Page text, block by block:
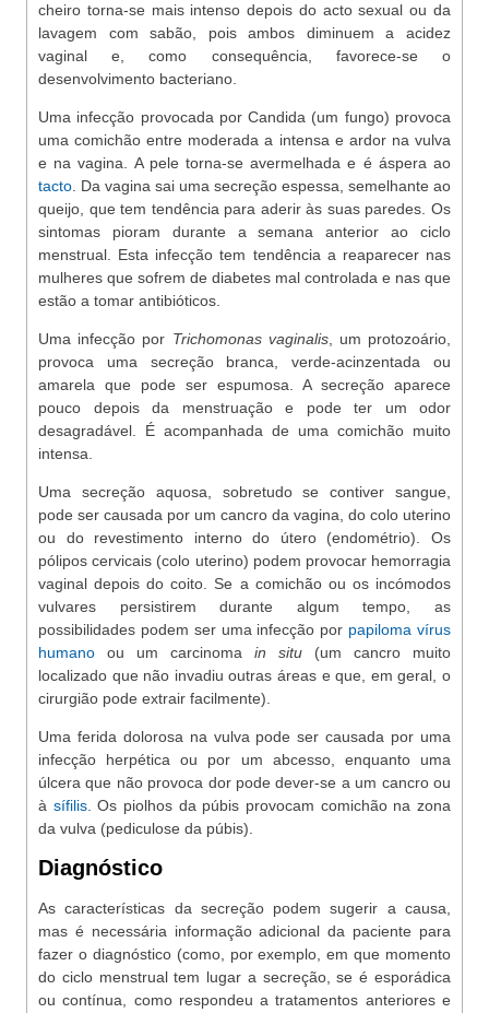
cheiro torna-se mais intenso depois do acto sexual ou da
lavagem com sabão, pois ambos diminuem a acidez
vaginal e, como consequência, favorece-se o
desenvolvimento bacteriano.
Uma infecção provocada por Candida (um fungo) provoca
uma comichão entre moderada a intensa e ardor na vulva
e na vagina. A pele torna-se avermelhada e é áspera ao
tacto . Da vagina sai uma secreção espessa, semelhante ao
queijo, que tem tendência para aderir às suas paredes. Os
sintomas pioram durante a semana anterior ao ciclo
menstrual. Esta infecção tem tendência a reaparecer nas
mulheres que sofrem de diabetes mal controlada e nas que
estão a tomar antibióticos.
Uma infecção por Trichomonas vaginalis, um protozoário,
provoca uma secreção branca, verde-acinzentada ou
amarela que pode ser espumosa. A secreção aparece
pouco depois da menstruação e pode ter um odor
desagradável. É acompanhada de uma comichão muito
intensa.
Uma secreção aquosa, sobretudo se contiver sangue,
pode ser causada por um cancro da vagina, do colo uterino
ou do revestimento interno do útero (endométrio). Os
pólipos cervicais (colo uterino) podem provocar hemorragia
vaginal depois do coito. Se a comichão ou os incómodos
vulvares persistirem durante algum tempo, as
possibilidades podem ser uma infecção por papiloma vírus
humano ou um carcinoma in situ (um cancro muito
localizado que não invadiu outras áreas e que, em geral, o
cirurgião pode extrair facilmente).
Uma ferida dolorosa na vulva pode ser causada por uma
infecção herpética ou por um abcesso, enquanto uma
úlcera que não provoca dor pode dever-se a um cancro ou
à sífilis. Os piolhos da púbis provocam comichão na zona
da vulva (pediculose da púbis).
Diagnóstico
As características da secreção podem sugerir a causa,
mas é necessária informação adicional da paciente para
fazer o diagnóstico (como, por exemplo, em que momento
do ciclo menstrual tem lugar a secreção, se é esporádica
ou contínua, como respondeu a tratamentos anteriores e